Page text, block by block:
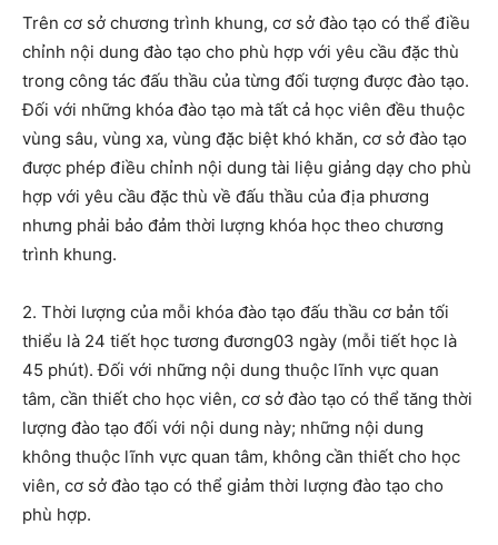
Trên cơ sở chương trình khung, cơ sở đào tạo có thể điều
chỉnh nội dung đào tạo cho phù hợp với yêu cầu đặc thù
trong công tác đấu thầu của từng đối tượng được đào tạo.
Đối với những khóa đào tạo mà tất cả học viên đều thuộc
vùng sâu, vùng xa, vùng đặc biệt khó khăn, cơ sở đào tạo
được phép điều chỉnh nội dung tài liệu giảng dạy cho phù
hợp với yêu cầu đặc thù về đấu thầu của địa phương
nhưng phải bảo đảm thời lượng khóa học theo chương
trình khung.
2. Thời lượng của mỗi khóa đào tạo đấu thầu cơ bản tối
thiểu là 24 tiết học tương đương03 ngày (mỗi tiết học là
45 phút). Đối với những nội dung thuộc lĩnh vực quan
tâm, cần thiết cho học viên, cơ sở đào tạo có thể tăng thời
lượng đào tạo đối với nội dung này; những nội dung
không thuộc lĩnh vực quan tâm, không cần thiết cho học
viên, cơ sở đào tạo có thể giảm thời lượng đào tạo cho
phù hợp.